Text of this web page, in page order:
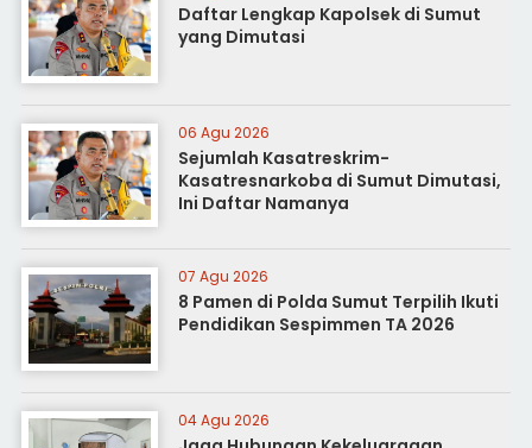
Daftar Lengkap Kapolsek di Sumut
yang Dimutasi
06 Agu 2026
Sejumlah Kasatreskrim-
Kasatresnarkoba di Sumut Dimutasi,
Ini Daftar Namanya
07 Agu 2026
8 Pamen di Polda Sumut Terpilih Ikuti
Pendidikan Sespimmen TA 2026
04 Agu 2026